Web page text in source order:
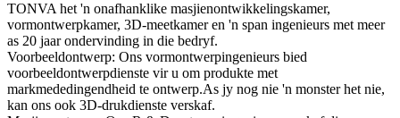
TONVA het 'n onafhanklike masjienontwikkelingskamer,
vormontwerpkamer, 3D-meetkamer en 'n span ingenieurs met meer
as 20 jaar ondervinding in die bedryf.
Voorbeeldontwerp: Ons vormontwerpingenieurs bied
voorbeeldontwerpdienste vir u om produkte met
markmededingendheid te ontwerp.As jy nog nie 'n monster het nie,
kan ons ook 3D-drukdienste verskaf.